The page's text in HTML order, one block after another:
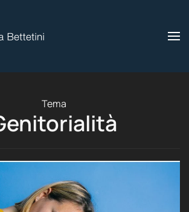
content
Tema